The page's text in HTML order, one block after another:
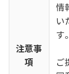
注意事
項
情
い
す。
ご